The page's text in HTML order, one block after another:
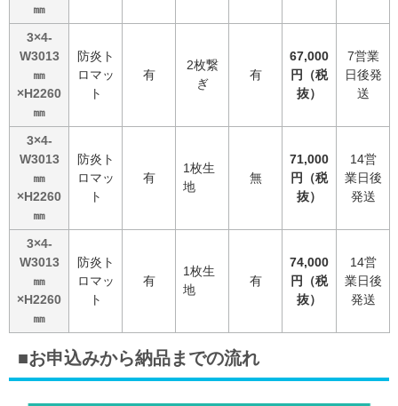
㎜
3×4-
W3013
㎜
×H2260
㎜
防炎ト
ロマッ
ト
有
2枚繋
ぎ
有
67,000
円（税
抜）
7営業
日後発
送
3×4-
W3013
㎜
×H2260
㎜
防炎ト
ロマッ
ト
有
1枚生
地
無
71,000
円（税
抜）
14営
業日後
発送
3×4-
W3013
㎜
×H2260
㎜
防炎ト
ロマッ
ト
有
1枚生
地
有
74,000
円（税
抜）
14営
業日後
発送
■お申込みから納品までの流れ